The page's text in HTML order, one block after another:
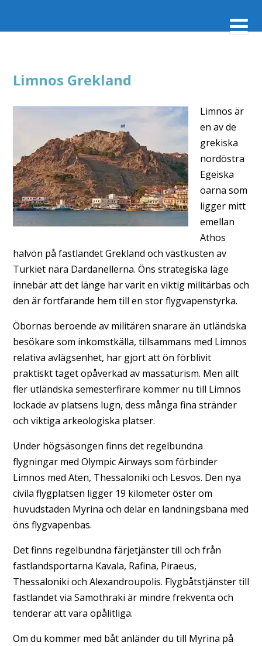
Limnos Grekland
Limnos är
en av de
grekiska
nordöstra
Egeiska
öarna som
ligger mitt
emellan
Athos
halvön på fastlandet Grekland och västkusten av
Turkiet nära Dardanellerna. Öns strategiska läge
innebär att det länge har varit en viktig militärbas och
den är fortfarande hem till en stor flygvapenstyrka.
Öbornas beroende av militären snarare än utländska
besökare som inkomstkälla, tillsammans med Limnos
relativa avlägsenhet, har gjort att ön förblivit
praktiskt taget opåverkad av massaturism. Men allt
fler utländska semesterfirare kommer nu till Limnos
lockade av platsens lugn, dess många fina stränder
och viktiga arkeologiska platser.
Under högsäsongen finns det regelbundna
flygningar med Olympic Airways som förbinder
Limnos med Aten, Thessaloniki och Lesvos. Den nya
civila flygplatsen ligger 19 kilometer öster om
huvudstaden Myrina och delar en landningsbana med
öns flygvapenbas.
Det finns regelbundna färjetjänster till och från
fastlandsportarna Kavala, Rafina, Piraeus,
Thessaloniki och Alexandroupolis. Flygbåtstjänster till
fastlandet via Samothraki är mindre frekventa och
tenderar att vara opålitliga.
Om du kommer med båt anländer du till Myrina på